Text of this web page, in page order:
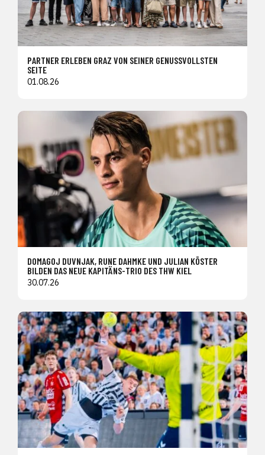
PARTNER ERLEBEN GRAZ VON SEINER GENUSSVOLLSTEN
SEITE
01.08.26
DOMAGOJ DUVNJAK, RUNE DAHMKE UND JULIAN KÖSTER
BILDEN DAS NEUE KAPITÄNS-TRIO DES THW KIEL
30.07.26